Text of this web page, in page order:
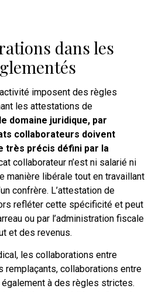
dans les
imposent des règles
les attestations de
domaine juridique, par
collaborateurs doivent
très précis défini par la
collaborateur n’est ni salarié ni
manière libérale tout en travaillant
confrère. L’attestation de
refléter cette spécificité et peut
ou par l’administration fiscale
et des revenus.
les collaborations entre
remplaçants, collaborations entre
à des règles strictes.